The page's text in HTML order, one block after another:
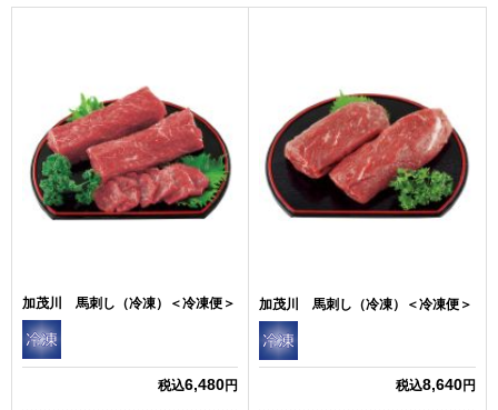
加茂川 馬刺し（冷凍）＜冷凍便＞
税込6,480円
加茂川 馬刺し（冷凍）＜冷凍便＞
税込8,640円